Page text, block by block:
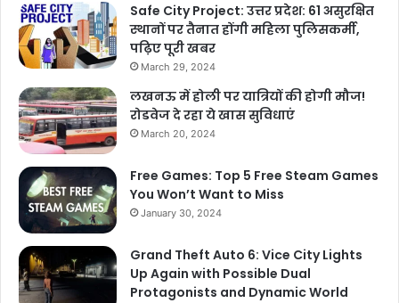
Safe City Project: उत्तर प्रदेश: 61 असुरक्षित
स्थानों पर तैनात होंगी महिला पुलिसकर्मी,
पढ़िए पूरी खबर
March 29, 2024
लखनऊ में होली पर यात्रियों की होगी मौज!
रोडवेज दे रहा ये खास सुविधाएं
March 20, 2024
Free Games: Top 5 Free Steam Games
You Won’t Want to Miss
January 30, 2024
Grand Theft Auto 6: Vice City Lights
Up Again with Possible Dual
Protagonists and Dynamic World